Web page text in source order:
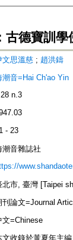
古德寶訓學
文思溫慈 ; 趙洪鑄
潮音=Hai Ch'ao Yin
n.3
- 23
潮音雜誌社
北市, 臺灣 [Taipei
刊論文=Journal
文=Chinese
文收錄於黃夏年主